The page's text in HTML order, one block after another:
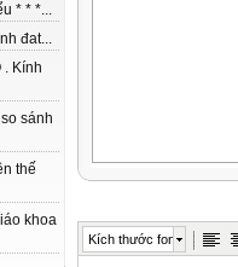
* * *...
đat...
. Kính
sánh
thế
khoa
Kích thước font